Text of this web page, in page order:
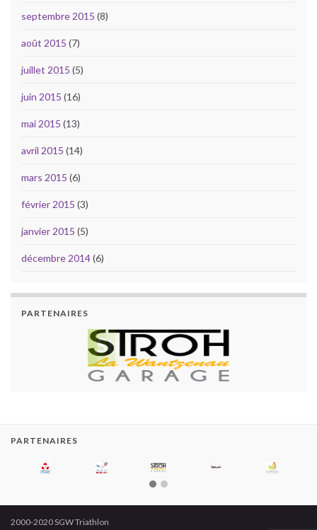
septembre 2015 (8)
août 2015 (7)
juillet 2015 (5)
juin 2015 (16)
mai 2015 (13)
avril 2015 (14)
mars 2015 (6)
février 2015 (3)
janvier 2015 (5)
décembre 2014(6)
PARTENAIRES
2000-2020 SGW Triathlon
Construit avec
parThèmes Graphene